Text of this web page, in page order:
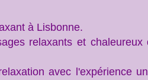
à Lisbonne.
relaxants et
avec l'expérience